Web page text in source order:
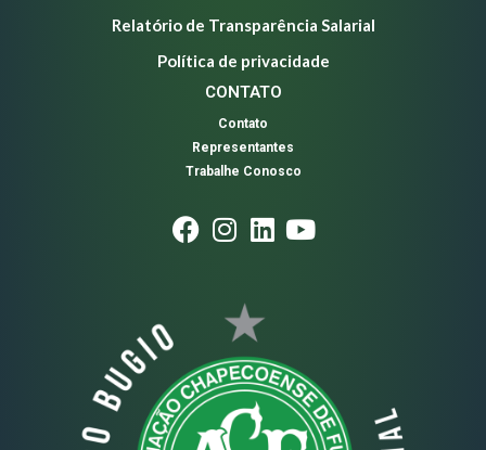
Relatório de Transparência Salarial
Política de privacidade
CONTATO
Contato
Representantes
Trabalhe Conosco